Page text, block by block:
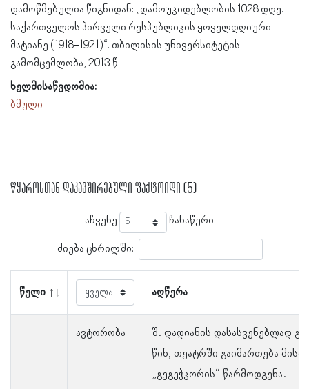
დამოწმებულია წიგნიდან: „დამოუკიდებლობის 1028 დღე.
საქართველოს პირველი რესპუბლიკის ყოველდღიური
მატიანე (1918-1921)“. თბილისის უნივერსიტეტის
გამომცემლობა, 2013 წ.
ხელმისაწვდომია:
ბმული
წყაროსთან დაკავშირებული ფაქტოიდი (5)
აჩვენე ჩანაწერი
ძიება ცხრილში:
წელი აღწერა
ავტორობა
შ. დადიანის დასასვენებლად
წინ, თეატრში გაიმართება მისი
„გეგეჭკორის“ წარმოდგენა.